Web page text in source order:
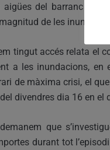
aigües del barranc de
de les
tingut accés relata el
a les inundacions, en
de màxima crisi, el
divendres dia 16 en el
que
durant tot